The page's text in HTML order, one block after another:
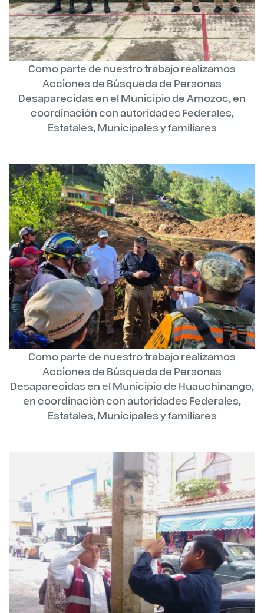
Como parte de nuestro trabajo realizamos
Acciones de Búsqueda de Personas
Desaparecidas en el Municipio de Amozoc, en
coordinación con autoridades Federales,
Estatales, Municipales y familiares
Como parte de nuestro trabajo realizamos
Acciones de Búsqueda de Personas
Desaparecidas en el Municipio de Huauchinango,
en coordinación con autoridades Federales,
Estatales, Municipales y familiares